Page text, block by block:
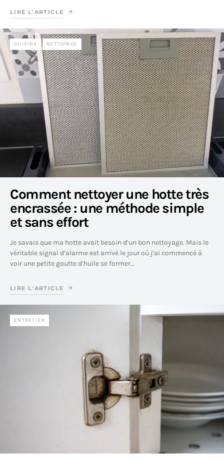
LIRE L'ARTICLE
CUISINE NETTOYAGE
Comment nettoyer une hotte très
encrassée : une méthode simple
et sans effort
Je savais que ma hotte avait besoin d’un bon nettoyage. Mais le
véritable signal d’alarme est arrivé le jour où j’ai commencé à
voir une petite goutte d’huile se former…
LIRE L'ARTICLE
ENTRETIEN